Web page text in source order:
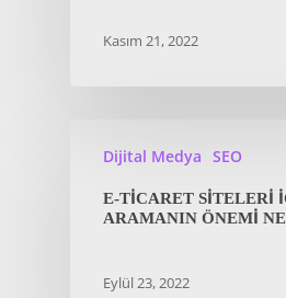
Kasım 21, 2022
Dijital Medya SEO
E-TICARET SITELERI
ARAMANIN ÖNEMI
Eylül 23, 2022